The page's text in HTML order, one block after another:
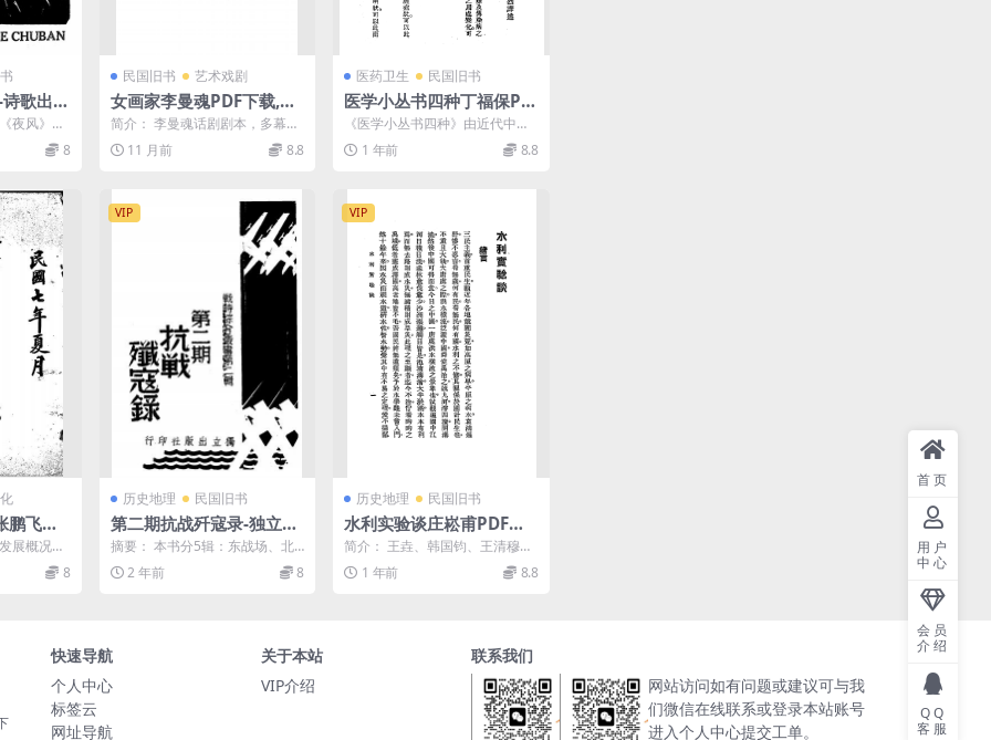
歌出版
夜风》、
、《悼无
8
民国旧书 艺术戏剧
女画家李曼魂PDF下载,李
曼魂话剧剧本
简介： 李曼魂话剧剧本，多幕
剧。 截图： 目录：
11 月前 8.8
医药卫生 民国旧书
医学小丛书四种丁福保PD
F下载，丁氏医学丛书
《医学小丛书四种》由近代中国
著名医学家、翻译家丁福保（18
74—1952）于20...
1 年前 8.8
飞著-
十月[1
展概况，
现状及货
8
VIP
历史地理 民国旧书
第二期抗战歼寇录-独立出
版社编辑
摘要： 本书分5辑：东战场、北
战场、西站场、南战场、游击队
歼敌记。书前有《战时综...
2 年前 8
VIP
历史地理 民国旧书
水利实验谈庄崧甫PDF下
载,民国水利建设史料
简介： 王垚、韩国钧、王清穆作
序，内容有浚治水口、坚筑堤
防、广造森林等。附录:《...
1 年前 8.8
快速导航
个人中心
标签云
网址导航
关于本站
VIP介绍
联系我们
网站访问如有问题或建议可与我
们微信在线联系或登录本站账号
进入个人中心提交工单。
首页
用户
中心
会员
介绍
QQ
客服